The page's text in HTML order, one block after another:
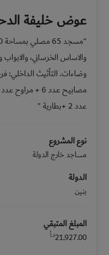
عوض خليفة
عدد 2 +بطارية "
نوع المشروع
مساجد خارج الدولة
الدولة
بنين
المبلغ المتبقي
21,927.00د.أ